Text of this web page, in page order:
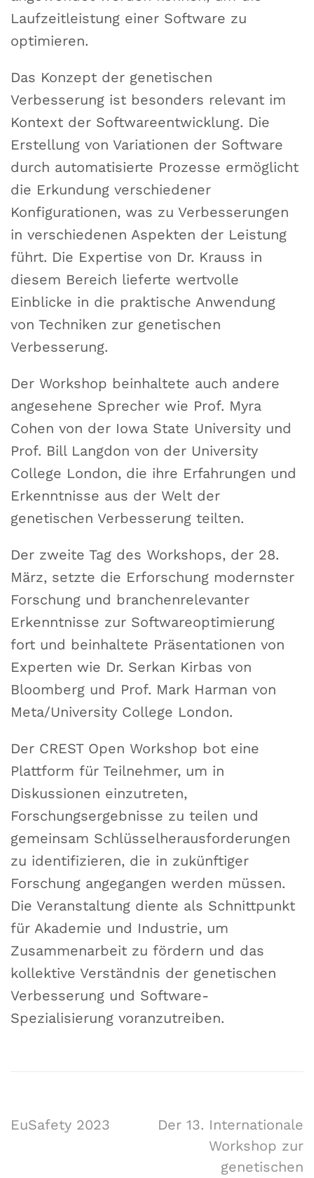
Laufzeitleistung einer Software zu
optimieren.
Das Konzept der genetischen
Verbesserung ist besonders relevant im
Kontext der Softwareentwicklung. Die
Erstellung von Variationen der Software
durch automatisierte Prozesse ermöglicht
die Erkundung verschiedener
Konfigurationen, was zu Verbesserungen
in verschiedenen Aspekten der Leistung
führt. Die Expertise von Dr. Krauss in
diesem Bereich lieferte wertvolle
Einblicke in die praktische Anwendung
von Techniken zur genetischen
Verbesserung.
Der Workshop beinhaltete auch andere
angesehene Sprecher wie Prof. Myra
Cohen von der Iowa State University und
Prof. Bill Langdon von der University
College London, die ihre Erfahrungen und
Erkenntnisse aus der Welt der
genetischen Verbesserung teilten.
Der zweite Tag des Workshops, der 28.
März, setzte die Erforschung modernster
Forschung und branchenrelevanter
Erkenntnisse zur Softwareoptimierung
fort und beinhaltete Präsentationen von
Experten wie Dr. Serkan Kirbas von
Bloomberg und Prof. Mark Harman von
Meta/University College London.
Der CREST Open Workshop bot eine
Plattform für Teilnehmer, um in
Diskussionen einzutreten,
Forschungsergebnisse zu teilen und
gemeinsam Schlüsselherausforderungen
zu identifizieren, die in zukünftiger
Forschung angegangen werden müssen.
Die Veranstaltung diente als Schnittpunkt
für Akademie und Industrie, um
Zusammenarbeit zu fördern und das
kollektive Verständnis der genetischen
Verbesserung und Software-
Spezialisierung voranzutreiben.
EuSafety 2023
Der 13. Internationale
Workshop zur
genetischen